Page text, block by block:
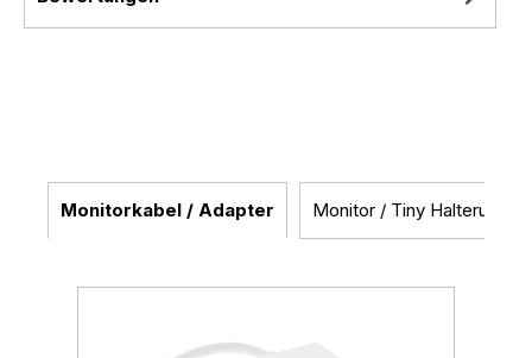
Monitorkabel / Adapter Monitor / Tiny Halterungen